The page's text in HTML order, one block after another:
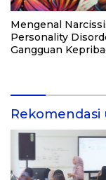
Mengenal
Personality
Gangguan